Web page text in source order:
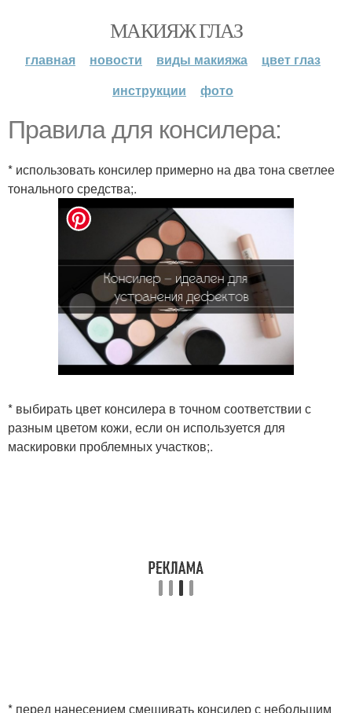
МАКИЯЖ ГЛАЗ
главная новости виды макияжа
цвет глаз
инструкции
фото
Правила для консилера:
* использовать консилер примерно на два тона светлее
тонального средства;.
* выбирать цвет консилера в точном соответствии с
разным цветом кожи, если он используется для
маскировки проблемных участков;.
* перед нанесением смешивать консилер с небольшим